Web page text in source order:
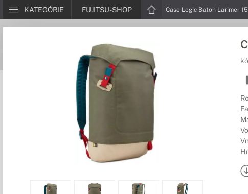
KATEGÓRIE FUJITSU-SHOP Case Logic Batoh Larimer